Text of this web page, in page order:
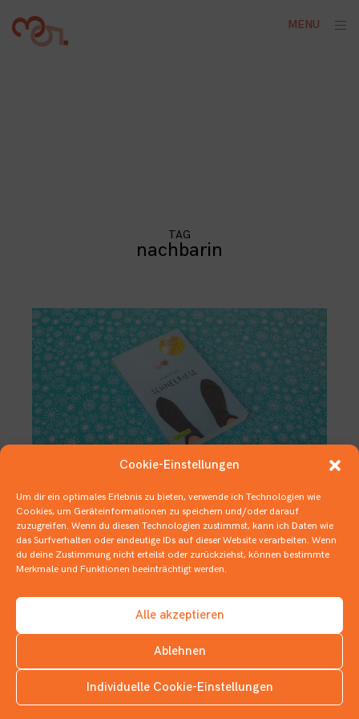
Cookie-Einstellungen
Um dir ein optimales Erlebnis zu bieten, verwende ich Technologien wie
Cookies, um Geräteinformationen zu speichern und/oder darauf
zuzugreifen. Wenn du diesen Technologien zustimmst, kann ich Daten wie
das Surfverhalten oder eindeutige IDs auf dieser Website verarbeiten. Wenn
du deine Zustimmung nicht erteilst oder zurückziehst, können bestimmte
Merkmale und Funktionen beeinträchtigt werden.
Alle akzeptieren
Ablehnen
Individuelle Cookie-Einstellungen
content
MENU
INSTAGRAM
TAG
nachbarin
Schneelastiger Liebeskummer auf
208 Seiten
17. JANUAR 2021
1 BUCH IN 3 ZITATEN,1 BUCH IN …,